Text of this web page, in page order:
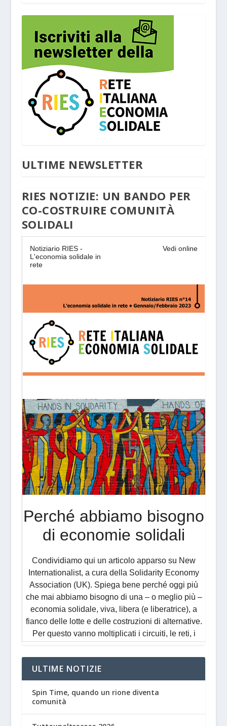
ULTIME NEWSLETTER
RIES NOTIZIE: UN BANDO PER
CO-COSTRUIRE COMUNITÀ
SOLIDALI
ULTIME NOTIZIE
Spin Time, quando un rione diventa
comunità